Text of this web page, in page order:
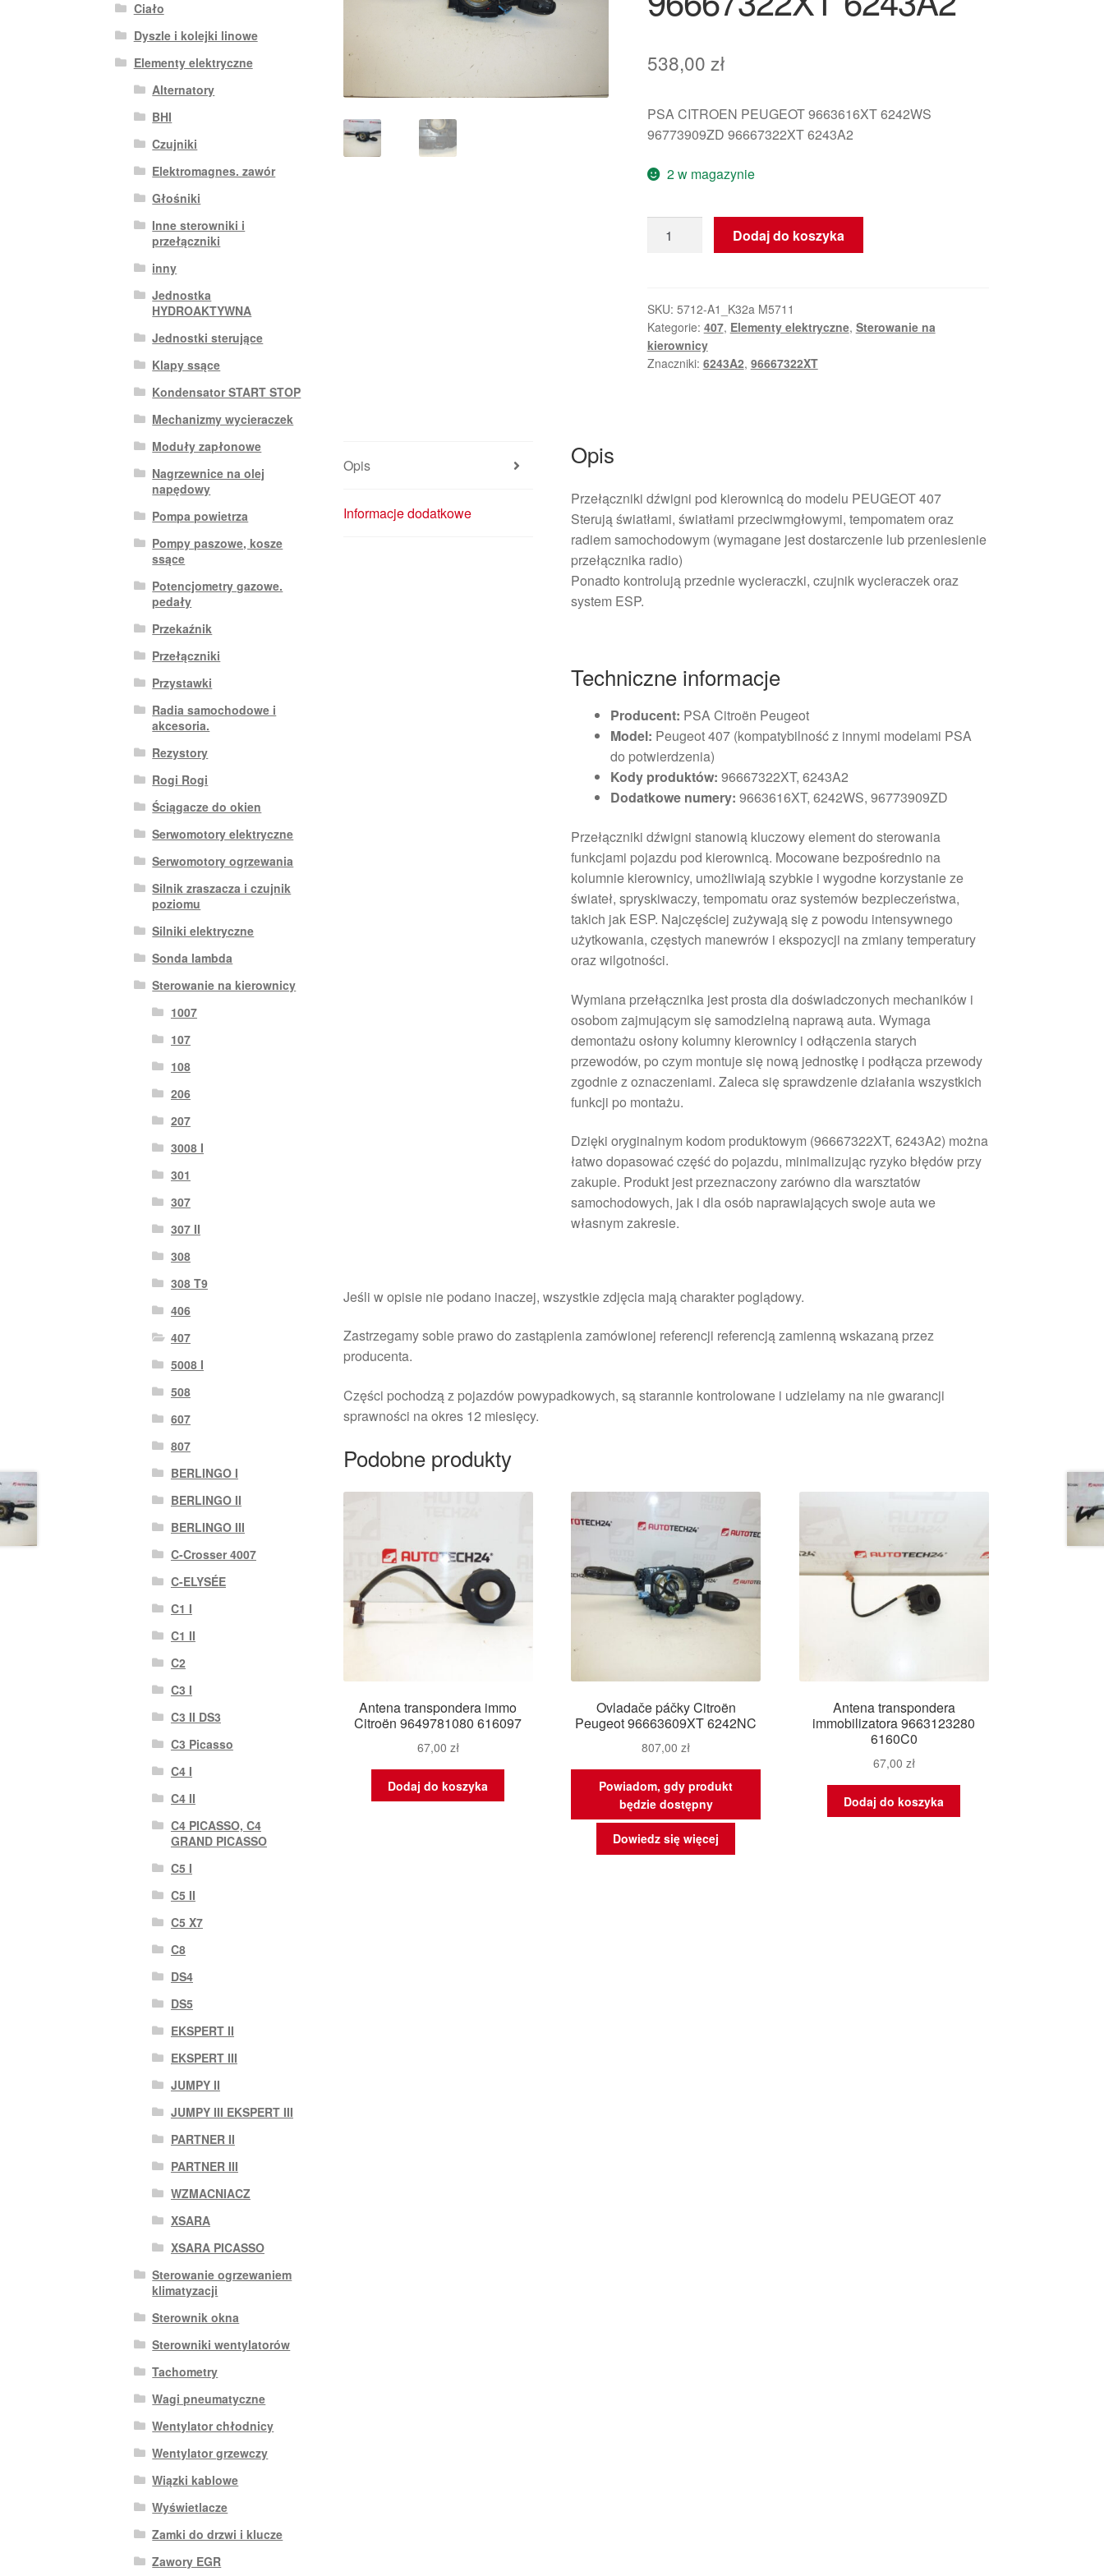
538,00 zł
PSA CITROEN PEUGEOT 9663616XT 6242WS
96773909ZD 96667322XT 6243A2
2 w magazynie
Przełączniki
Peugeot
96667322XT
6243A2
Dodaj do koszyka
SKU: 5712-A1_K32a M5711
Kategorie: 407, Elementy elektryczne, Sterowanie na
kierownicy
Znaczniki: 6243A2, 96667322XT
Opis
Informacje dodatkowe
Opis
Przełączniki dźwigni pod kierownicą do modelu PEUGEOT 407
Sterują światłami, światłami przeciwmgłowymi, tempomatem oraz
radiem samochodowym (wymagane jest dostarczenie lub przeniesienie
przełącznika radio)
Ponadto kontrolują przednie wycieraczki, czujnik wycieraczek oraz
system ESP.
Techniczne informacje
Producent: PSA Citroën Peugeot
Model: Peugeot 407 (kompatybilność z innymi modelami PSA
do potwierdzenia)
Kody produktów: 96667322XT, 6243A2
Dodatkowe numery: 9663616XT, 6242WS, 96773909ZD
Przełączniki dźwigni stanowią kluczowy element do sterowania
funkcjami pojazdu pod kierownicą. Mocowane bezpośrednio na
kolumnie kierownicy, umożliwiają szybkie i wygodne korzystanie ze
świateł, spryskiwaczy, tempomatu oraz systemów bezpieczeństwa,
takich jak ESP. Najczęściej zużywają się z powodu intensywnego
użytkowania, częstych manewrów i ekspozycji na zmiany temperatury
oraz wilgotności.
Wymiana przełącznika jest prosta dla doświadczonych mechaników i
osobom zajmującym się samodzielną naprawą auta. Wymaga
demontażu osłony kolumny kierownicy i odłączenia starych
przewodów, po czym montuje się nową jednostkę i podłącza przewody
zgodnie z oznaczeniami. Zaleca się sprawdzenie działania wszystkich
funkcji po montażu.
Dzięki oryginalnym kodom produktowym (96667322XT, 6243A2) można
łatwo dopasować część do pojazdu, minimalizując ryzyko błędów przy
zakupie. Produkt jest przeznaczony zarówno dla warsztatów
samochodowych, jak i dla osób naprawiających swoje auta we
własnym zakresie.
Jeśli w opisie nie podano inaczej, wszystkie zdjęcia mają charakter poglądowy.
Zastrzegamy sobie prawo do zastąpienia zamówionej referencji referencją zamienną wskazaną przez
producenta.
Części pochodzą z pojazdów powypadkowych, są starannie kontrolowane i udzielamy na nie gwarancji
sprawności na okres 12 miesięcy.
Podobne produkty
Antena transpondera immo
Citroën 9649781080 616097
67,00 zł
Dodaj do koszyka
Ovladače páčky Citroën
Peugeot 96663609XT 6242NC
807,00zł
Powiadom, gdy produkt
będzie dostępny
Dowiedz się więcej
Antena transpondera
immobilizatora 9663123280
6160C0
67,00 zł
Dodaj do koszyka
Ciało
Dyszle i kolejki linowe
Elementy elektryczne
Alternatory
BHI
Czujniki
Elektromagnes. zawór
Głośniki
Inne sterowniki i
przełączniki
inny
Jednostka
HYDROAKTYWNA
Jednostki sterujące
Klapy ssące
Kondensator START STOP
Mechanizmy wycieraczek
Moduły zapłonowe
Nagrzewnice na olej
napędowy
Pompa powietrza
Pompy paszowe, kosze
ssące
Potencjometry gazowe.
pedały
Przekaźnik
Przełączniki
Przystawki
Radia samochodowe i
akcesoria.
Rezystory
Rogi Rogi
Ściągacze do okien
Serwomotory elektryczne
Serwomotory ogrzewania
Silnik zraszacza i czujnik
poziomu
Silniki elektryczne
Sonda lambda
Sterowanie na kierownicy
1007
107
108
206
207
3008 I
301
307
307 II
308
308 T9
406
407
5008 I
508
607
807
BERLINGO I
BERLINGO II
BERLINGO III
C-Crosser 4007
C-ELYSÉE
C1 I
C1 II
C2
C3 I
C3 II DS3
C3 Picasso
C4 I
C4 II
C4 PICASSO, C4
GRAND PICASSO
C5 I
C5 II
C5 X7
C8
DS4
DS5
EKSPERT II
EKSPERT III
JUMPY II
JUMPY III EKSPERT III
PARTNER II
PARTNER III
WZMACNIACZ
XSARA
XSARA PICASSO
Sterowanie ogrzewaniem
klimatyzacji
Sterownik okna
Sterowniki wentylatorów
Tachometry
Wagi pneumatyczne
Wentylator chłodnicy
Wentylator grzewczy
Wiązki kablowe
Wyświetlacze
Zamki do drzwi i klucze
Zawory EGR